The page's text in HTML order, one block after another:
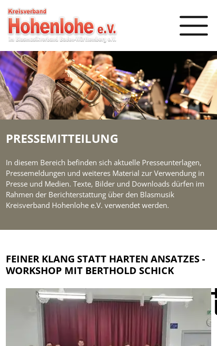
PRESSEMITTEILUNG
In diesem Bereich befinden sich aktuelle Presseunterlagen,
Pressemeldungen und weiteres Material zur Verwendung in
Presse und Medien. Texte, Bilder und Downloads dürfen im
Rahmen der Berichterstattung über den Blasmusik
Kreisverband Hohenlohe e.V. verwendet werden.
FEINER KLANG STATT HARTEN ANSATZES -
WORKSHOP MIT BERTHOLD SCHICK